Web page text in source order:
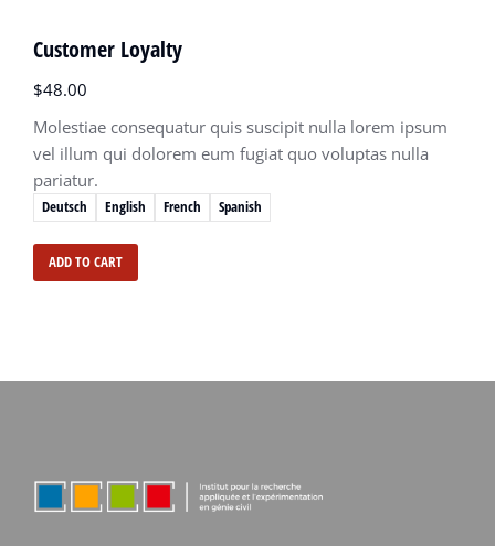
Deutsch English French Spanish
Customer Loyalty
$48.00
Molestiae consequatur quis suscipit nulla lorem ipsum
vel illum qui dolorem eum fugiat quo voluptas nulla
pariatur.
ADD TO CART